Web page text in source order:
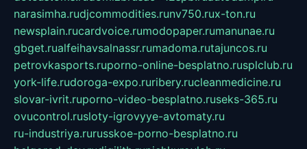
narasimha.rudjcommodities.runv750.rux-ton.ru
newsplain.rucardvoice.rumodopaper.rumanunae.ru
gbget.rualfeihavsalnassr.rumadoma.rutajuncos.ru
petrovkasports.ruporno-online-besplatno.rusplclub.ru
york-life.rudoroga-expo.ruribery.rucleanmedicine.ru
slovar-ivrit.ruporno-video-besplatno.ruseks-365.ru
ovucontrol.rusloty-igrovyye-avtomaty.ru
ru-industriya.rurusskoe-porno-besplatno.ru